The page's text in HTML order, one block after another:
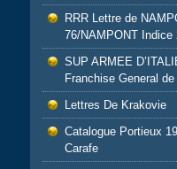
RRR Lettre de
76/NAMPONT Indice
SUP ARMEE
Franchise General de
Lettres De Krakovie
Catalogue Portieux
Carafe